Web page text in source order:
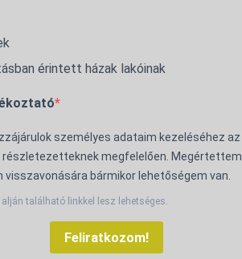
érintett házak lakóinak
személyes adataim kezeléséhez az
részletezetteknek megfelelően.
visszavonására bármikor lehetőségem van.
található linkkel lesz lehetséges.
Feliratkozom!